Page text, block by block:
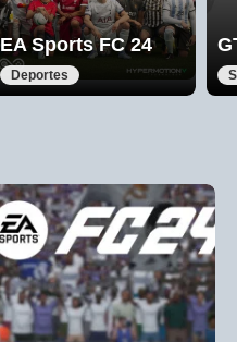
EA Sports FC 24
Deportes